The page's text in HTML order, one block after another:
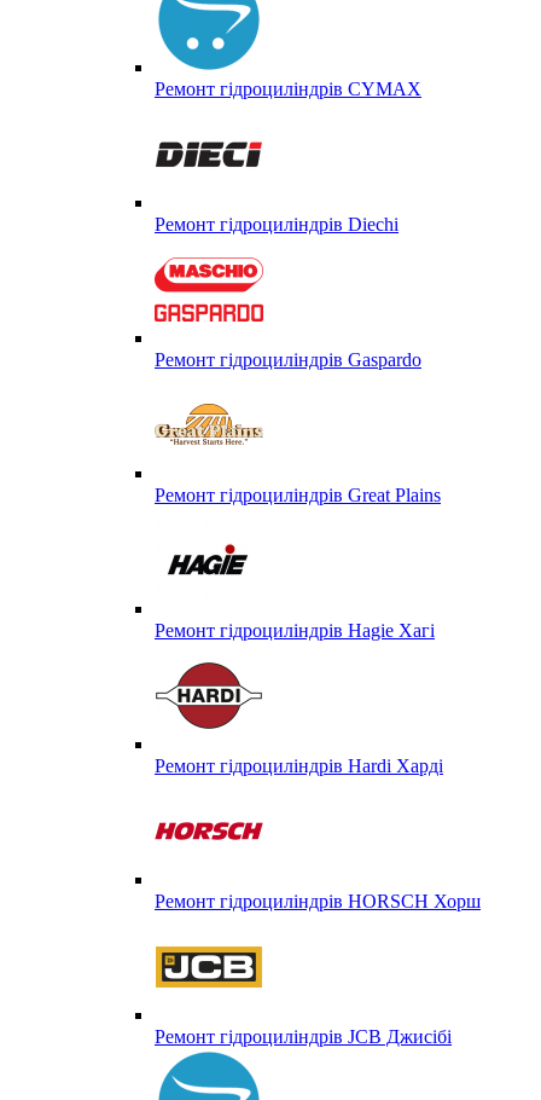
Ремонт гідроциліндрів CYMAX
Ремонт гідроциліндрів Diechi
Ремонт гідроциліндрів Gaspardo
Ремонт гідроциліндрів Great Plains
Ремонт гідроциліндрів Hagie Хагі
Ремонт гідроциліндрів Hardi Харді
Ремонт гідроциліндрів HORSCH Хорш
Ремонт гідроциліндрів JCB Джисібі